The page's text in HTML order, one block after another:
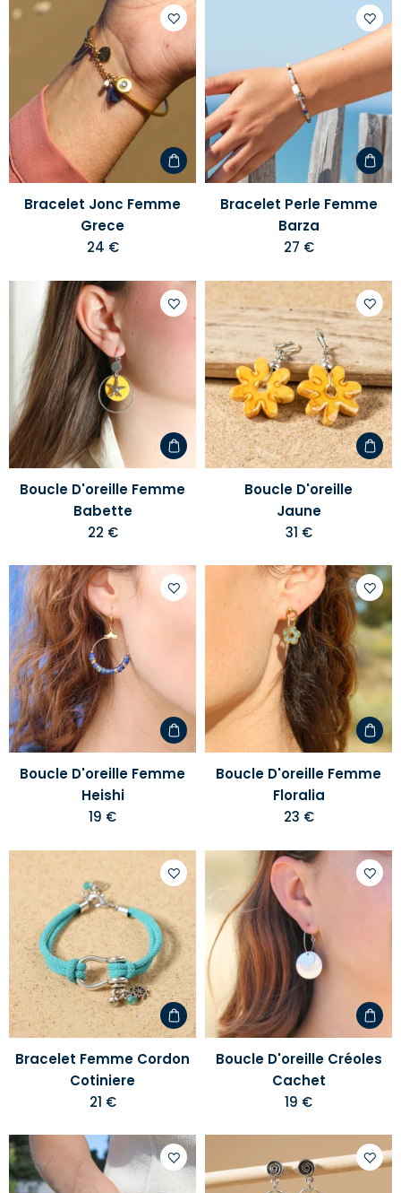
Ajouter
à
votre
liste
d'envies
Bracelet Jonc Femme
Grece
24 €
à
votre
liste
Bracelet Perle Femme
Barza
27 €
Ajouter
d'envies
Boucle D'oreille Femme
Babette
22 €
à
votre
liste
Boucle D'oreille
Jaune
31 €
d'envies
Boucle D'oreille Femme
Heishi
19 €
à
votre
liste
Boucle D'oreille Femme
Floralia
23 €
à
votre
liste
d'envies
Bracelet Femme Cordon
Cotiniere
21 €
Boucle D'oreille Créoles
Cachet
19 €
Ajouter